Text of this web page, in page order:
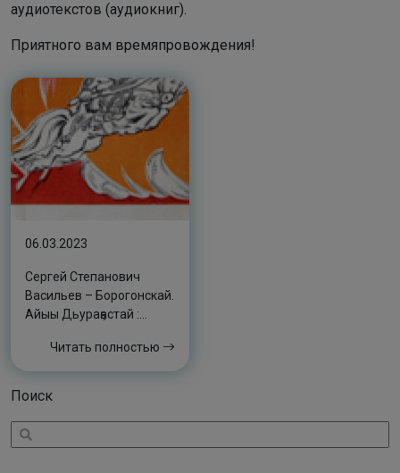
аудиотекстов (аудиокниг).
Приятного вам времяпровождения!
06.03.2023
Сергей Степанович
Васильев – Борогонскай.
Айыы Дьураҕастай :
Читать полностью
Поиск